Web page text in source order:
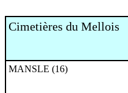
Cimetières du Mellois
MANSLE (16)